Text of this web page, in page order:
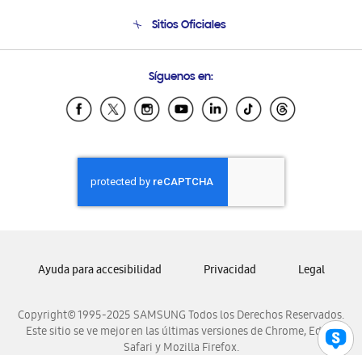
Condiciones de Compra
Soporte vía eMail
Sitios Oficiales
Samsung Ecuador
Samsung El Salvador
Samsung Honduras
Samsung Nicaragua
Samsung Panamá
Samsung Venezuela
Síguenos en:
Copyright© 1995-2025 SAMSUNG Todos los Derechos Reservados.
Este sitio se ve mejor en las últimas versiones de Chrome, Edge,
Safari y Mozilla Firefox.
Ayuda para accesibilidad Privacidad Legal